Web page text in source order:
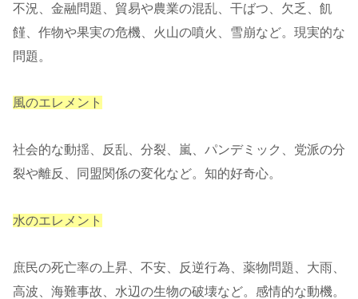
不況、金融問題、貿易や農業の混乱、干ばつ、欠乏、飢
饉、作物や果実の危機、火山の噴火、雪崩など。現実的な
問題。
風のエレメント
社会的な動揺、反乱、分裂、嵐、パンデミック、党派の分
裂や離反、同盟関係の変化など。知的好奇心。
水のエレメント
庶民の死亡率の上昇、不安、反逆行為、薬物問題、大雨、
高波、海難事故、水辺の生物の破壊など。感情的な動機。